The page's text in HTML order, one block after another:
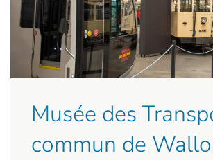
Musée des
commun de